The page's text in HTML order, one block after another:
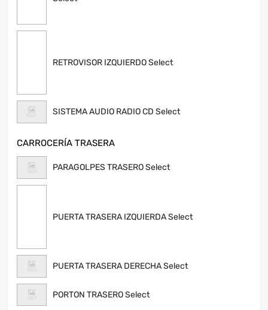
RETROVISOR IZQUIERDO Select
SISTEMA AUDIO RADIO CD Select
CARROCERÍA TRASERA
PARAGOLPES TRASERO Select
PUERTA TRASERA IZQUIERDA Select
PUERTA TRASERA DERECHA Select
PORTON TRASERO Select